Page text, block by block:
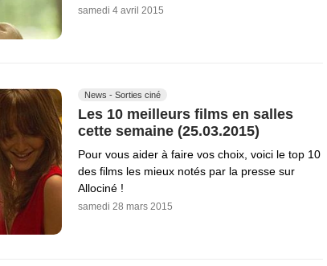
samedi 4 avril 2015
News - Sorties ciné
Les 10 meilleurs films en salles
cette semaine (25.03.2015)
Pour vous aider à faire vos choix, voici le top 10
des films les mieux notés par la presse sur
Allociné !
samedi 28 mars 2015